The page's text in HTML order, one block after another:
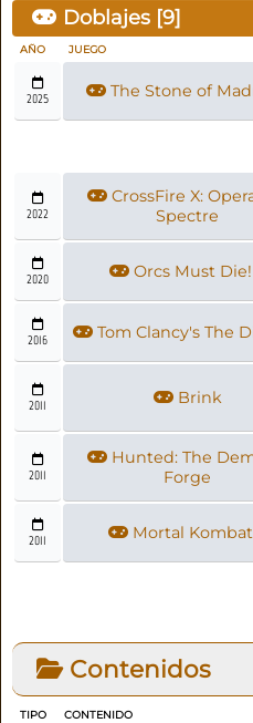
Doblajes [9]
AÑO JUEGO
2025 The Stone of
2022
CrossFire X:
Spectre
2020 Orcs Must
2016 Tom Clancy's The
2011 Brink
2011
Hunted: The
Forge
2011 Mortal
Contenidos
TIPO CONTENIDO